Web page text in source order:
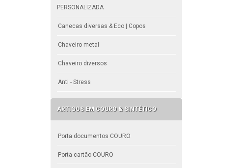
PERSONALIZADA
Canecas diversas & Eco | Copos
Chaveiro metal
Chaveiro diversos
Anti - Stress
ARTIGOS EM COURO & SINTÉTICO
Porta documentos COURO
Porta cartão COURO